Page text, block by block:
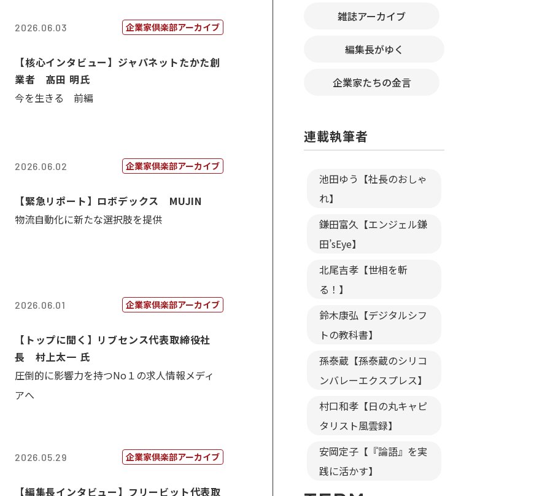
2026.06.03 企業家倶楽部アーカイブ
【核心インタビュー】ジャパネットたかた創
業者 髙田 明氏
今を生きる 前編
2026.06.02 企業家倶楽部アーカイブ
【緊急リポート】ロボデックス MUJIN
物流自動化に新たな選択肢を提供
2026.06.01 企業家倶楽部アーカイブ
【トップに聞く】リブセンス代表取締役社
長 村上太一 氏
圧倒的に影響力を持つNo１の求人情報メディ
アへ
2026.05.29 企業家倶楽部アーカイブ
【編集長インタビュー】フリービット代表取
雑誌アーカイブ
編集長がゆく
企業家たちの金言
連載執筆者
池田ゆう【社長のおしゃ
れ】
鎌田富久【エンジェル鎌
田’sEye】
北尾吉孝【世相を斬
る！】
鈴木康弘【デジタルシフ
トの教科書】
孫泰蔵【孫泰蔵のシリコ
ンバレーエクスプレス】
村口和孝【日の丸キャピ
タリスト風雲録】
安岡定子【『論語』を実
践に活かす】